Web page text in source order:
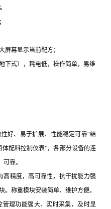
屏幕显示当前配方；
下式），耗电低，操作简单，易维
好、易于扩展、性能稳定可靠“结
体配料控制仪表”，各部分设备的连
靠。
高精度，高可靠性，抗干扰能力强
。称重模块安装简单、维护方便。
理功能强大、实时采集，及时显